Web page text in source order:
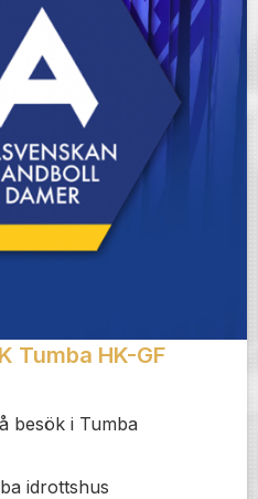
Tumba HK-GF
besök i Tumba
idrottshus